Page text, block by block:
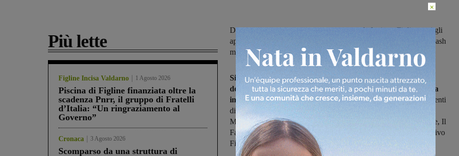
Più lette
Figline Incisa Valdarno 1 Agosto 2026
Piscina di Figline finanziata oltre la
scadenza Pnrr, il gruppo di Fratelli
d’Italia: “Un ringraziamento al
Governo”
Cronaca 3 Agosto 2026
Scomparso da una struttura di
Domenica 8 maggio, prima la camminata da Incisa a Figline, poi gli
appuntamenti in piazza Don Bosco. Musica, cibo, racconti e un flash
mob per un evento che riunisce tante associazioni del territorio
Si chiama Kukutana la festa dell'integrazione in programma
domenica a Figline: una parola swahili che in italiano significa
incontrarsi.L'hanno organizzata insieme alcune associazioni ed enti
di Figline e Incisa con il supporto del Comune:
Libera, Anelli
Mancanti, Amici del Valdarno, UniCoop, Comunità Camerenunse, Il
Fagotto, Oratorio, ValdarnoInBici, Run4Unity, Istituto Comprensivo
Figline, Coop21, Foto d’Arte Lab e la Compagnia dell’Orsa.
×